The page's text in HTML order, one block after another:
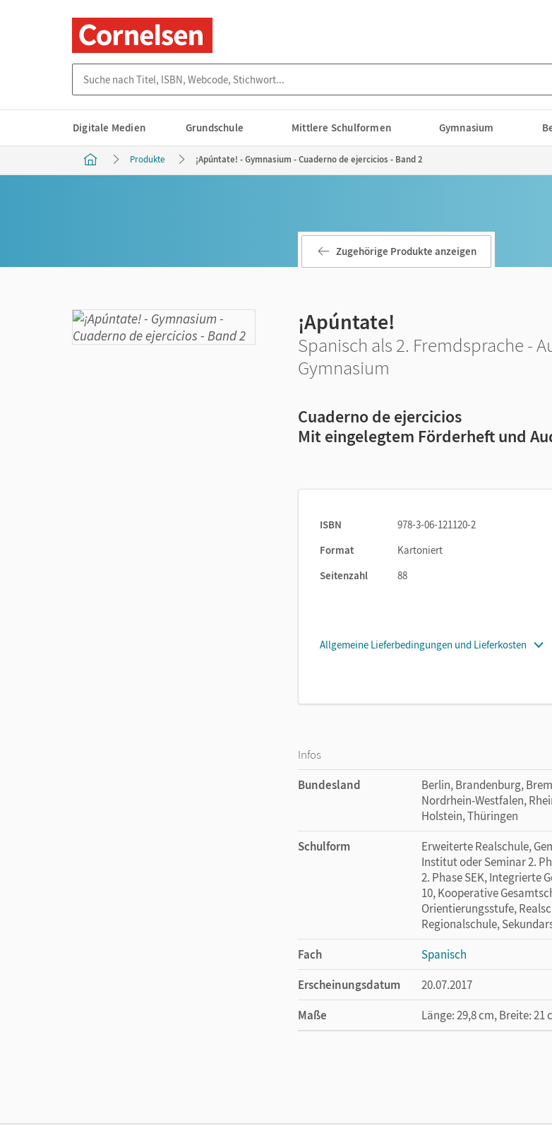
Digitale Medien Grundschule Mittlere Schulformen Gymnasium
Produkte ¡Apúntate! - Gymnasium - Cuaderno de ejercicios - Band 2
Zugehörige Produkte anzeigen
¡Apúntate!
Spanisch als 2. Fremdsprache -
Gymnasium
Cuaderno de ejercicios
Mit eingelegtem Förderheft und
ISBN
978-3-06-121120-2
Format
Kartoniert
Seitenzahl
88
Allgemeine Lieferbedingungen und Lieferkosten
Infos
Bundesland
Berlin, Brandenburg,
Nordrhein-Westfalen,
Holstein, Thüringen
Schulform
Erweiterte Realschule,
Institut oder Seminar 2.
2. Phase SEK, Integrierte
10, Kooperative
Orientierungsstufe,
Regionalschule,
Fach
Spanisch
Erscheinungsdatum
20.07.2017
Maße
Länge: 29,8 cm, Breite: 21